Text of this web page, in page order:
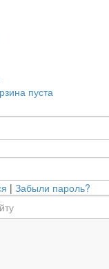
пуста
| Забыли пароль?